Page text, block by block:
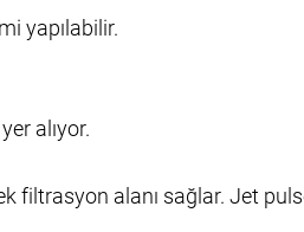
yapılabilir.
alıyor.
filtrasyon alanı sağlar. Jet